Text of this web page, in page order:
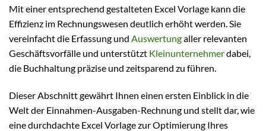
Mit einer entsprechend gestalteten Excel Vorlage kann die
Effizienz im Rechnungswesen deutlich erhöht werden. Sie
vereinfacht die Erfassung und Auswertungaller relevanten
Geschäftsvorfälle und unterstützt Kleinunternehmerdabei,
die Buchhaltung präzise und zeitsparend zu führen.
Dieser Abschnitt gewährt Ihnen einen ersten Einblick in die
Welt der Einnahmen-Ausgaben-Rechnung und stellt dar, wie
eine durchdachte Excel Vorlage zur Optimierung Ihres